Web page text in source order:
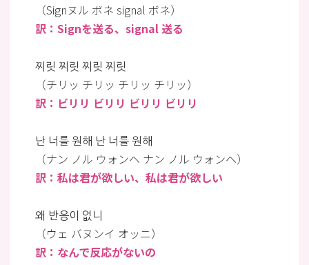
（Signヌル ボネ signal ボネ）
訳：Signを送る、signal 送る
찌릿 찌릿 찌릿 찌릿
（チリッ チリッ チリッ チリッ）
訳：ビリリ ビリリ ビリリ ビリリ
난 너를 원해 난 너를 원해
（ナン ノル ウォンヘ ナン ノル ウォンヘ）
訳：私は君が欲しい、私は君が欲しい
왜 반응이 없니
（ウェ バヌンイ オッニ）
訳：なんで反応がないの